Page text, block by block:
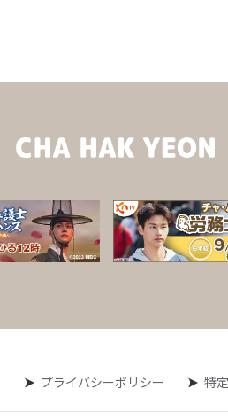
プライバシーポリシー 特